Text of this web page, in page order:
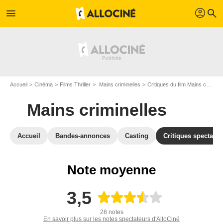
menu profil search
Accueil Cinéma Films Thriller Mains criminelles Critiques du film Mains criminelles
Mains criminelles
Accueil Bandes-annonces Casting Critiques
Note moyenne
3,5
28 notes
En savoir plus sur les notes spectateurs d'AlloCiné